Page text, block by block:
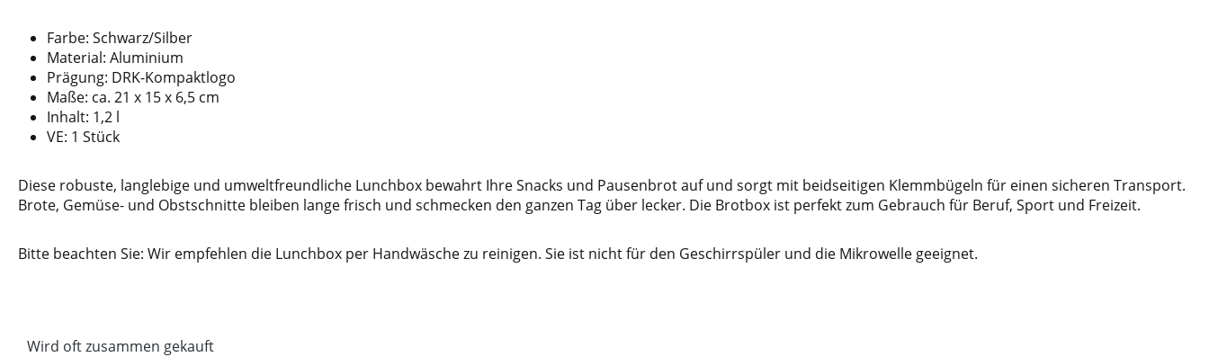
Farbe: Schwarz/Silber
Material: Aluminium
Prägung: DRK-Kompaktlogo
Maße: ca. 21 x 15 x 6,5 cm
Inhalt: 1,2 l
VE: 1 Stück
Diese robuste, langlebige und umweltfreundliche Lunchbox bewahrt Ihre Snacks und Pausenbrot auf und sorgt mit beidseitigen Klemmbügeln für einen sicheren Transport.
Brote, Gemüse- und Obstschnitte bleiben lange frisch und schmecken den ganzen Tag über lecker. Die Brotbox ist perfekt zum Gebrauch für Beruf, Sport und Freizeit.
Bitte beachten Sie: Wir empfehlen die Lunchbox per Handwäsche zu reinigen. Sie ist nicht für den Geschirrspüler und die Mikrowelle geeignet.
Wird oft zusammen gekauft